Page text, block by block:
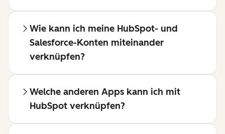
Wie kann ich meine HubSpot- und
Salesforce-Konten miteinander
verknüpfen?
Welche anderen Apps kann ich mit
HubSpot verknüpfen?